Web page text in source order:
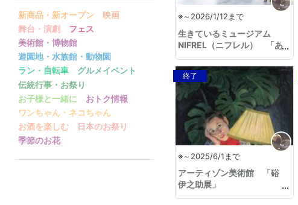
新商品・新オープン
映画
舞台・演劇
フェス
美術館・博物館
遊園地・水族館・動物園
ラン・自転車
グルメイベント
伝統行事・お祭り
お子様と一緒に
おトク情報
ワンちゃん・ネコちゃん
お酒を楽しむ
日本のお祭り
季節のお花
※～2026/1/12まで
生きているミュージアム
NIFREL（ニフレル） 「あ
展」
終了
※～2025/6/1まで
アーティゾン美術館 「硲
伊之助展」